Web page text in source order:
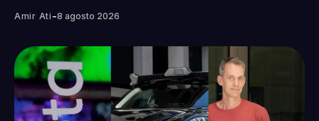
Amir Ati -8 agosto 2026